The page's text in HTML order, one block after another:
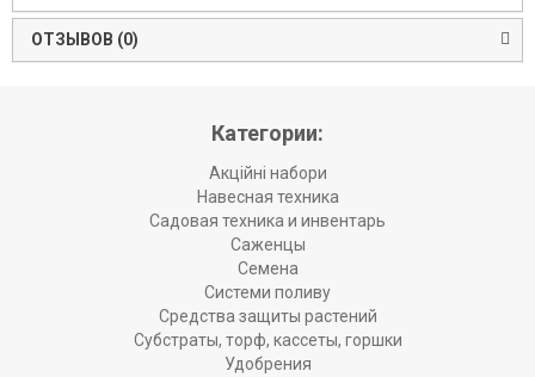
ОТЗЫВОВ (0)
Категории:
Акційні набори
Навесная техника
Садовая техника и инвентарь
Саженцы
Семена
Системи поливу
Средства защиты растений
Субстраты, торф, кассеты, горшки
Удобрения